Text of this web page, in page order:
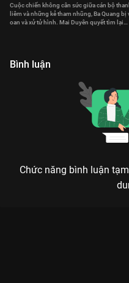
Cuộc chiến không cân sức giữa cán bộ
liêm và những kẻ tham nhũng, Ba Quang bị
oan và xử tử hình. Mai Duyên quyết tìm lại
Bình luận
Chức năng bình luận